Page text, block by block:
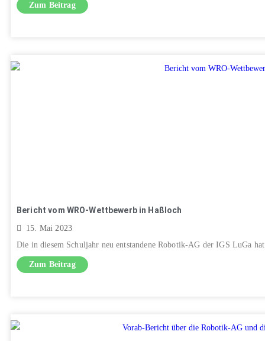
Zum Beitrag
Bericht vom WRO-Wettbewerb in Haßloch
15. Mai 2023
Die in diesem Schuljahr neu entstandene Robotik-AG der IGS LuGa
Zum Beitrag